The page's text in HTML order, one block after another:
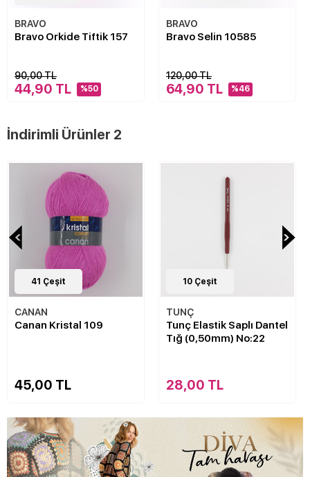
BRAVO
Bravo Orkide Tiftik 157
90,00 TL
44,90 TL %50
BRAVO
Bravo Selin 10585
120,00 TL
64,90 TL %46
İndirimli Ürünler 2
41 Çeşit
CANAN
Canan Kristal 109
45,00 TL
10 Çeşit
TUNÇ
Tunç Elastik Saplı Dantel
Tığ (0,50mm) No:22
28,00 TL